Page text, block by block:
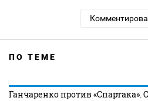
ПО ТЕМЕ
Ганчаренко против «Спартака».